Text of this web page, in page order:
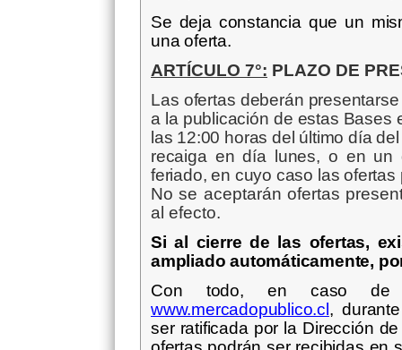
Se deja constancia que un
una oferta.
ARTÍCULO 7°: PLAZO DE
Las ofertas deberán
a la publicación de estas Bases
las 12:00 horas del último día
recaiga en día lunes, o en un
feriado, en cuyo caso las
No se aceptarán ofertas
al efecto.
Si al cierre de las ofertas,
ampliado automáticamente,
Con todo, en caso de
www.mercadopublico.cl ,
ser ratificada por la Dirección